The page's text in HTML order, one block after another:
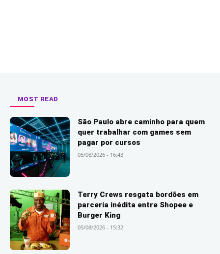
MOST READ
São Paulo abre caminho para quem
quer trabalhar com games sem
pagar por cursos
05/08/2026 - 16:43
Terry Crews resgata bordões em
parceria inédita entre Shopee e
Burger King
05/08/2026 - 15:32